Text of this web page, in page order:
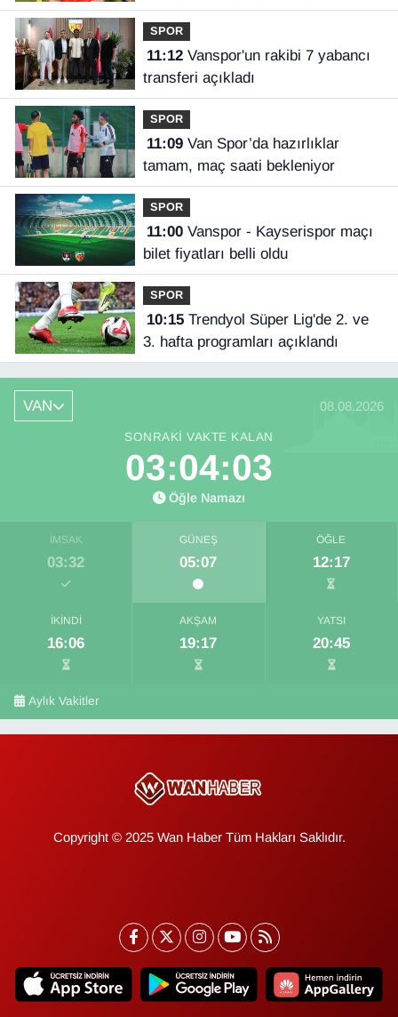
kardeşi Orkun'a destek
SPOR
11:12Vanspor'un rakibi 7 yabancı
transferi açıkladı
SPOR
11:09Van Spor’da hazırlıklar
tamam, maç saati bekleniyor
SPOR
11:00Vanspor - Kayserispor maçı
bilet fiyatları belli oldu
SPOR
10:15Trendyol Süper Lig'de 2. ve
3. hafta programları açıklandı
VAN 08.08.2026
SONRAKI VAKTE KALAN
03:04:02
Öğle Namazı
İMSAK
03:32
GÜNEŞ
05:07
ÖĞLE
12:17
İKINDI
16:06
AKŞAM
19:17
YATSI
20:45
Aylık Vakitler
Copyright © 2025 Wan Haber Tüm Hakları Saklıdır.